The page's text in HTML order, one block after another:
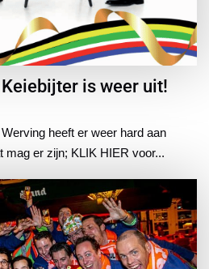
is weer uit!
heeft er weer hard aan
mag er zijn; KLIK HIER voor...